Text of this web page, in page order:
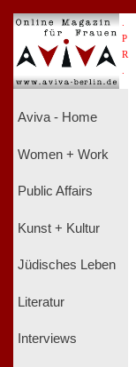
P
R
Aviva - Home
Women + Work
Public Affairs
Kunst + Kultur
Jüdisches Leben
Literatur
Interviews